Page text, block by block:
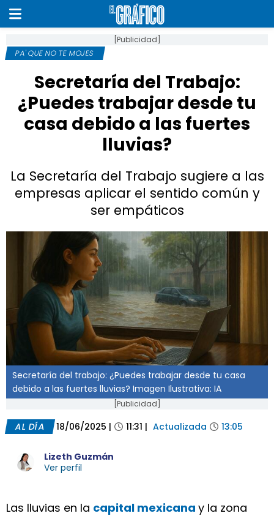
[Publicidad]
PA' QUE NO TE MOJES
Secretaría del Trabajo:
¿Puedes trabajar desde tu
casa debido a las fuertes
lluvias?
La Secretaría del Trabajo sugiere a las
empresas aplicar el sentido común y
ser empáticos
Secretaría del trabajo: ¿Puedes trabajar desde tu casa
debido a las fuertes lluvias? Imagen Ilustrativa: IA
[Publicidad]
AL DÍA 18/06/2025 | 11:31 | Actualizada 13:05
Lizeth Guzmán
Ver perfil
Las lluvias en la capital mexicana y la zona